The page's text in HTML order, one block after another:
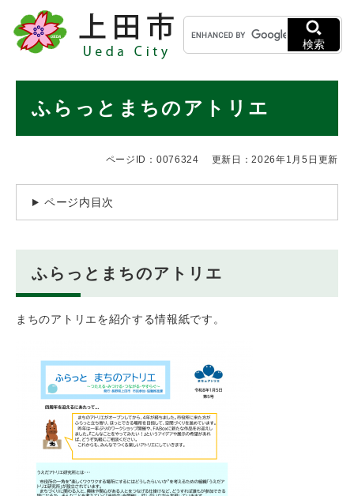
メニューを飛ばして本文へ
キ
ー
ワ
検
検索
ふらっとまちのアトリエ
ページID：0076324 更新日：2026年1月5日更新
ページ内目次
ふらっとまちのアトリエ
まちのアトリエを紹介する情報紙です。